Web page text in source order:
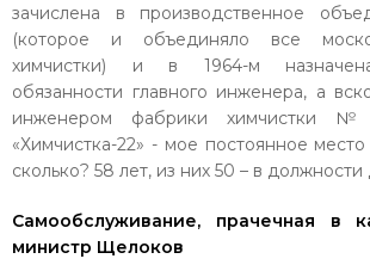
зачислена в производственное
(которое и объединяло все
химчистки) и в 1964-м
обязанности главного инженера, а
инженером фабрики химчистки
«Химчистка-22» - мое постоянное
сколько? 58 лет, из них 50 – в должности
Самообслуживание, прачечная в
министр Щелоков